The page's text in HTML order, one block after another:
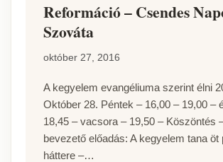
Reformáció – Csendes
Szováta
október 27, 2016
A kegyelem evangéliuma szerint élni
Október 28. Péntek – 16,00 – 19,00 –
18,45 – vacsora – 19,50 – Köszöntés
bevezető előadás: A kegyelem tana öt
háttere –…